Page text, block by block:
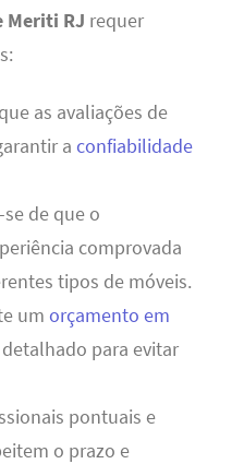
Meriti RJ requer
as avaliações de
a confiabilidade
de que o
comprovada
tipos de móveis.
umorçamento em
detalhado para evitar
pontuais e
o prazo e